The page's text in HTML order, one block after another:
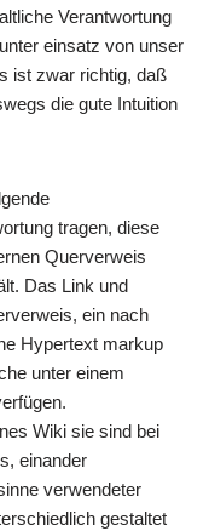
Verantwortung
einsatz von unser
ist zwar richtig, daß
die gute Intuition
tragen, diese
Querverweis
Das Link und
ein nach
Hypertext markup
unter einem
Wiki sie sind bei
einander
verwendeter
gestaltet